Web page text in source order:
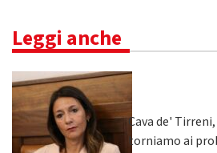
Leggi anche
Cava de'
torniamo ai